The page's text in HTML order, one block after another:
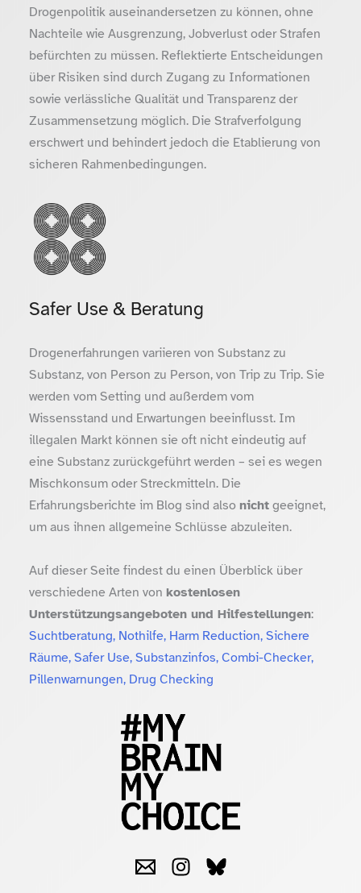
Drogenpolitik auseinandersetzen zu können, ohne
Nachteile wie Ausgrenzung, Jobverlust oder Strafen
befürchten zu müssen. Reflektierte Entscheidungen
über Risiken sind durch Zugang zu Informationen
sowie verlässliche Qualität und Transparenz der
Zusammensetzung möglich. Die Strafverfolgung
erschwert und behindert jedoch die Etablierung von
sicheren Rahmenbedingungen.
Safer Use & Beratung
Drogenerfahrungen variieren von Substanz zu
Substanz, von Person zu Person, von Trip zu Trip. Sie
werden vom Setting und außerdem vom
Wissensstand und Erwartungen beeinflusst. Im
illegalen Markt können sie oft nicht eindeutig auf
eine Substanz zurückgeführt werden – sei es wegen
Mischkonsum oder Streckmitteln. Die
Erfahrungsberichte im Blog sind also nichtgeeignet,
um aus ihnen allgemeine Schlüsse abzuleiten.
Auf dieser Seite findest du einen Überblick über
verschiedene Arten von kostenlosen
Unterstützungsangeboten und Hilfestellungen:
Suchtberatung, Nothilfe, Harm Reduction, Sichere
Räume, Safer Use, Substanzinfos, Combi-Checker,
Pillenwarnungen, Drug Checking